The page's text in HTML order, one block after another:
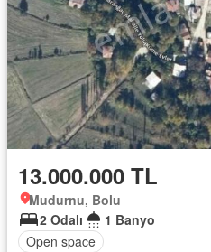
13.000.000 TL
Mudurnu, Bolu
2 Odalı
1 Banyo
Open space